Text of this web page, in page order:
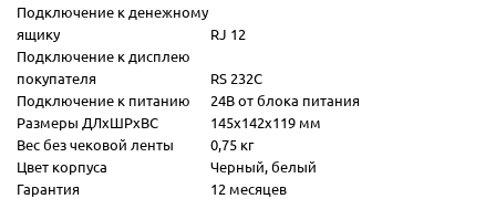
Подключение к денежному
ящику
RJ 12
Подключение к дисплею
покупателя
RS 232C
Подключение к питанию
24В от блока питания
Размеры ДЛхШРхВС
145х142х119 мм
Вес без чековой ленты
0,75 кг
Цвет корпуса
Черный, белый
Гарантия
12 месяцев